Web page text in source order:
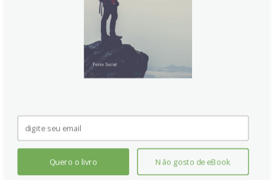
Libra após dados melhores na
Zona do Euro e Reino Unido
O par EUR/GBP opera perto de 0.8550, com pouca
variação diária, apesar de dados de PMIs da
das moedas europeias, mantendo o mercado
cauteloso.
Continue lendo
Quero o livro Não gosto de eBook